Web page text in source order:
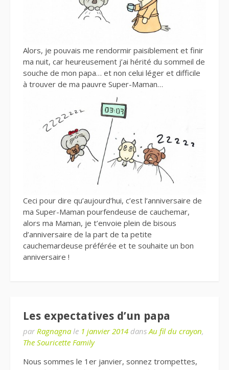
Alors, je pouvais me rendormir paisiblement et finir
ma nuit, car heureusement j’ai hérité du sommeil de
souche de mon papa… et non celui léger et difficile
à trouver de ma pauvre Super-Maman…
Ceci pour dire qu’aujourd’hui, c’est l’anniversaire de
ma Super-Maman pourfendeuse de cauchemar,
alors ma Maman, je t’envoie plein de bisous
d’anniversaire de la part de ta petite
cauchemardeuse préférée et te souhaite un bon
anniversaire !
Les expectatives d’un papa
par Ragnagna le 1 janvier 2014 dansAu fil du crayon,
The Souricette Family
Nous sommes le 1er janvier, sonnez trompettes,